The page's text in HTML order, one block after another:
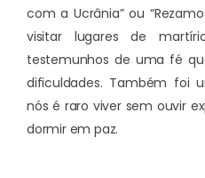
com a Ucrânia” ou
visitar lugares de
testemunhos de uma fé
dificuldades. Também foi
nós é raro viver sem ouvir
dormir em paz.